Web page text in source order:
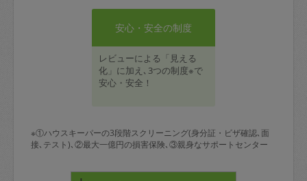
安心・安全の制度
レビューによる「見える
化」に加え､3つの制度※で
安心・安全！
※①ハウスキーパーの3段階スクリーニング(身分証・ビザ確認､面
接､テスト)､②最大一億円の損害保険､③親身なサポートセンター